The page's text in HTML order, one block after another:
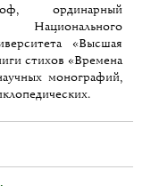
ординарный
«Высшая
стихов «Времена
монографий,